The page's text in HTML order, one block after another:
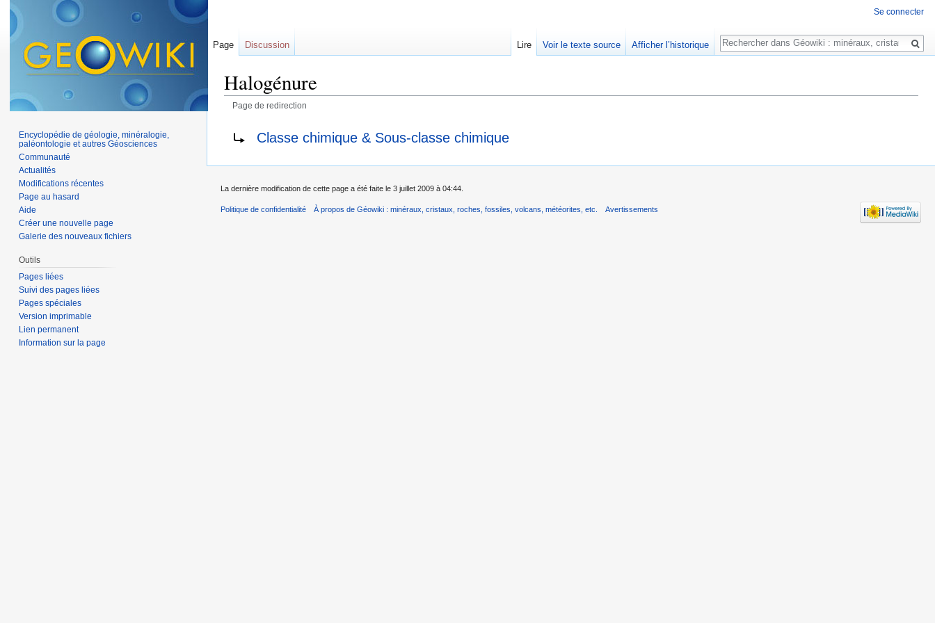
Halogénure
Page de redirection
Rediriger vers :Classe chimique & Sous-classe chimique
Se connecter
Page Discussion Lire Voir le texte source Afficher l’historique
Rechercher
Encyclopédie de géologie, minéralogie,
paléontologie et autres Géosciences
Communauté
Actualités
Modifications récentes
Page au hasard
Aide
Créer une nouvelle page
Galerie des nouveaux fichiers
Outils
Pages liées
Suivi des pages liées
Pages spéciales
Version imprimable
Lien permanent
Information sur la page
La dernière modification de cette page a été faite le 3 juillet 2009 à 04:44.
Politique de confidentialité À propos de Géowiki : minéraux, cristaux, roches, fossiles, volcans, météorites, etc. Avertissements